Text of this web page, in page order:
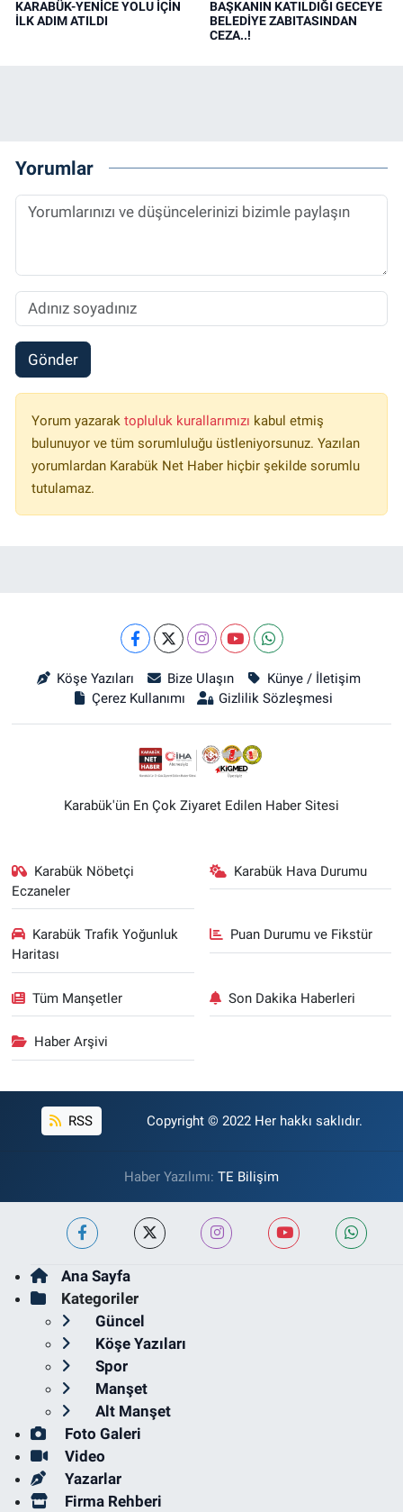
KARABÜK-YENİCE YOLU İÇİN
İLK ADIM ATILDI
BAŞKANIN KATILDIĞI GECEYE
BELEDİYE ZABITASINDAN
CEZA..!
Yorumlar
Gönder
Yorum yazarak topluluk kurallarımızı kabul etmiş
bulunuyor ve tüm sorumluluğu üstleniyorsunuz. Yazılan
yorumlardan Karabük Net Haber hiçbir şekilde sorumlu
tutulamaz.
Köşe Yazıları Bize Ulaşın
Künye / İletişim
Çerez Kullanımı
Gizlilik Sözleşmesi
Karabük'ün En Çok Ziyaret Edilen Haber Sitesi
Karabük Nöbetçi
Eczaneler
Karabük Hava Durumu
Karabük Trafik Yoğunluk
Haritası
Puan Durumu ve Fikstür
Tüm Manşetler Son Dakika Haberleri
Haber Arşivi
RSS Copyright © 2022 Her hakkı saklıdır.
Haber Yazılımı: TE Bilişim
Ana Sayfa
Kategoriler
Güncel
Köşe Yazıları
Spor
Manşet
Alt Manşet
Foto Galeri
Video
Yazarlar
Firma Rehberi